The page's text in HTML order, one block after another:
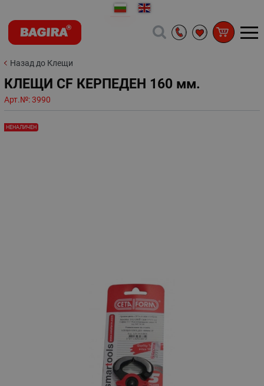
Назад до Клещи
КЛЕЩИ CF КЕРПЕДЕН 160 мм.
Арт.№:3990
НЕНАЛИЧЕН